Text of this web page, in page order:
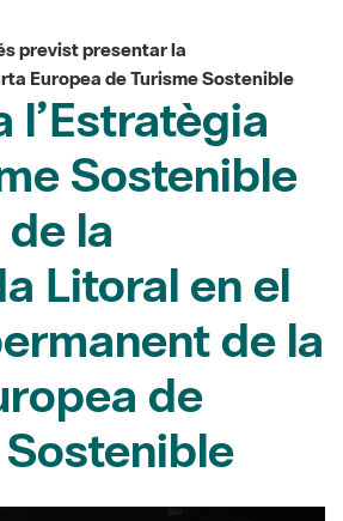
l’Estratègia
Sostenible
la
Litoral en el
de la
de